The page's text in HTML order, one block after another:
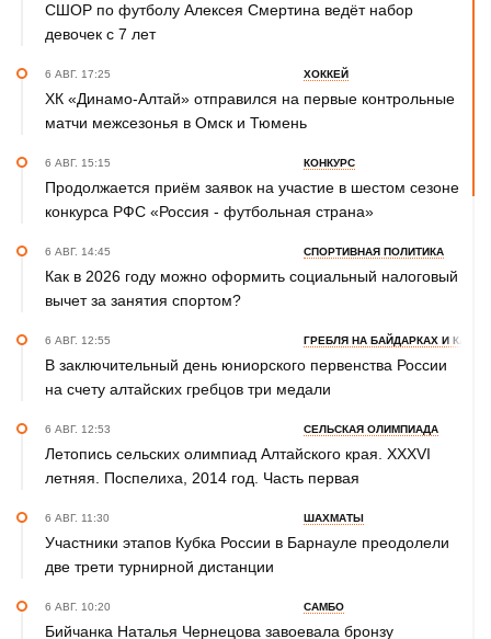
СШОР по футболу Алексея Смертина ведёт набор
девочек с 7 лет
6 АВГ. 17:25 ХОККЕЙ
ХК «Динамо-Алтай» отправился на первые контрольные
матчи межсезонья в Омск и Тюмень
6 АВГ. 15:15 КОНКУРС
Продолжается приём заявок на участие в шестом сезоне
конкурса РФС «Россия - футбольная страна»
6 АВГ. 14:45 СПОРТИВНАЯ ПОЛИТИКА
Как в 2026 году можно оформить социальный налоговый
вычет за занятия спортом?
6 АВГ. 12:55 ГРЕБЛЯ НА БАЙДАРКАХ И КАНОЭ
В заключительный день юниорского первенства России
на счету алтайских гребцов три медали
6 АВГ. 12:53 СЕЛЬСКАЯ ОЛИМПИАДА
Летопись сельских олимпиад Алтайского края. XXXVI
летняя. Поспелиха, 2014 год. Часть первая
6 АВГ. 11:30 ШАХМАТЫ
Участники этапов Кубка России в Барнауле преодолели
две трети турнирной дистанции
6 АВГ. 10:20 САМБО
Бийчанка Наталья Чернецова завоевала бронзу